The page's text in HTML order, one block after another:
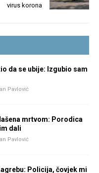
virus korona
da se ubije: Izgubio sam
Pavlović
mrtvom: Porodica
dali
Pavlović
Policija, čovjek mi